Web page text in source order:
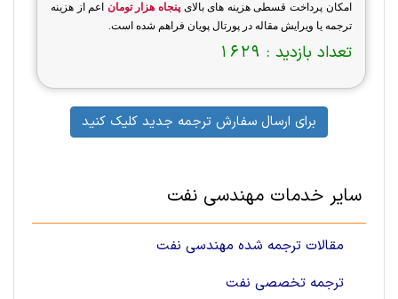
امکان پرداخت قسطی هزینه های بالایپنجاه هزار تومان اعم از هزینه
ترجمه یا ویرایش مقاله در پورتال پویان فراهم شده است.
تعداد بازدید : 1629
برای ارسال سفارش ترجمه جدید کلیک کنید
سایر خدمات مهندسی نفت
مقالات ترجمه شده مهندسی نفت
ترجمه تخصصی نفت